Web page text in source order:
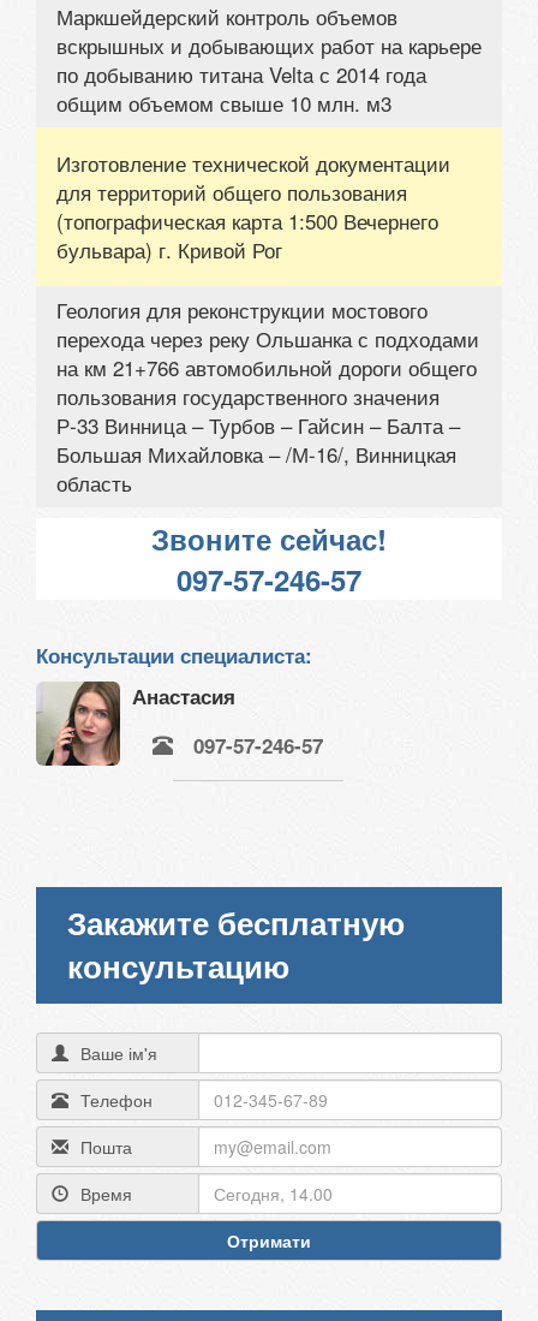
Маркшейдерский контроль объемов
вскрышных и добывающих работ на карьере
по добыванию титана Velta с 2014 года
общим объемом свыше 10 млн. м3
Изготовление технической документации
для территорий общего пользования
(топографическая карта 1:500 Вечернего
бульвара) г. Кривой Рог
Геология для реконструкции мостового
перехода через реку Ольшанка с подходами
на км 21+766 автомобильной дороги общего
пользования государственного значения
Р-33 Винница – Турбов – Гайсин – Балта –
Большая Михайловка – /М-16/, Винницкая
область
Звоните сейчас!
097-57-246-57
Консультации специалиста:
Анастасия
097-57-246-57
Закажите бесплатную
консультацию
Ваше ім'я
Телефон
Пошта
Время
Отримати